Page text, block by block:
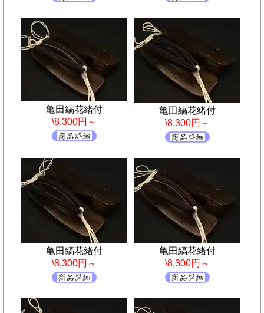
亀田縞花緒付
\8,300円～
亀田縞花緒付
\8,300円～
亀田縞花緒付
\8,300円～
亀田縞花緒付
\8,300円～